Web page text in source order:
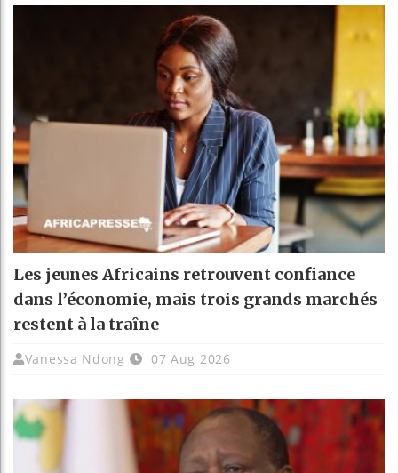
Les jeunes Africains retrouvent confiance
dans l’économie, mais trois grands marchés
restent à la traîne
Vanessa Ndong 07 Aug 2026